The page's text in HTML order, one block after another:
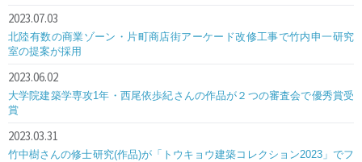
2023.07.03
北陸有数の商業ゾーン・片町商店街アーケード改修工事で竹内申一研究
室の提案が採用
2023.06.02
大学院建築学専攻1年・西尾依歩紀さんの作品が２つの審査会で優秀賞受
賞
2023.03.31
竹中樹さんの修士研究(作品)が「トウキョウ建築コレクション2023」でフ